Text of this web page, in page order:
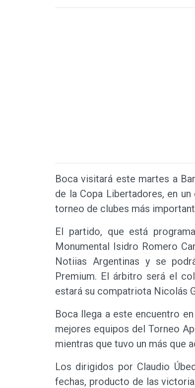
Boca visitará este martes a
de la Copa Libertadores, en
torneo de clubes más
El partido, que está
Monumental Isidro Romero
Notiias Argentinas y se
Premium. El árbitro será el
estará su compatriota Nicolás
Boca llega a este encuentro
mejores equipos del Torneo
mientras que tuvo un más que
Los dirigidos por Claudio
fechas, producto de las